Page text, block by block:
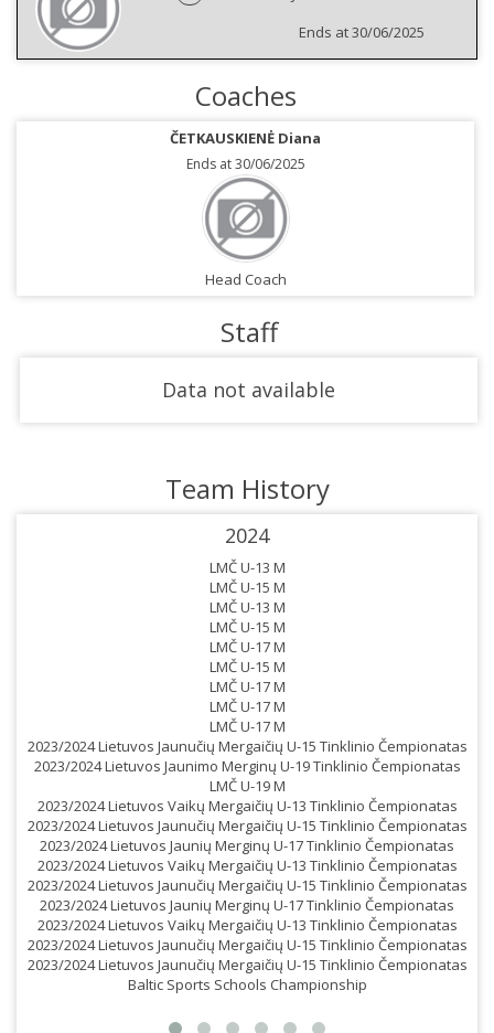
Ends at 30/06/2025
Coaches
ČETKAUSKIENĖ Diana
Ends at 30/06/2025
Head Coach
Staff
Data not available
Team History
2024
LMČ U-13 M
LMČ U-15 M
LMČ U-13 M
LMČ U-15 M
LMČ U-17 M
LMČ U-15 M
LMČ U-17 M
LMČ U-17 M
LMČ U-17 M
2023/2024 Lietuvos Jaunučių Mergaičių U-15 Tinklinio Čempionatas
2023/2024 Lietuvos Jaunimo Merginų U-19 Tinklinio Čempionatas
LMČ U-19 M
2023/2024 Lietuvos Vaikų Mergaičių U-13 Tinklinio Čempionatas
2023/2024 Lietuvos Jaunučių Mergaičių U-15 Tinklinio Čempionatas
2023/2024 Lietuvos Jaunių Merginų U-17 Tinklinio Čempionatas
2023/2024 Lietuvos Vaikų Mergaičių U-13 Tinklinio Čempionatas
2023/2024 Lietuvos Jaunučių Mergaičių U-15 Tinklinio Čempionatas
2023/2024 Lietuvos Jaunių Merginų U-17 Tinklinio Čempionatas
2023/2024 Lietuvos Vaikų Mergaičių U-13 Tinklinio Čempionatas
2023/2024 Lietuvos Jaunučių Mergaičių U-15 Tinklinio Čempionatas
2023/2024 Lietuvos Jaunučių Mergaičių U-15 Tinklinio Čempionatas
Baltic Sports Schools Championship